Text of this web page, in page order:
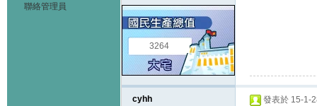
聯絡管理員
3264
cyhh 發表於 15-1-